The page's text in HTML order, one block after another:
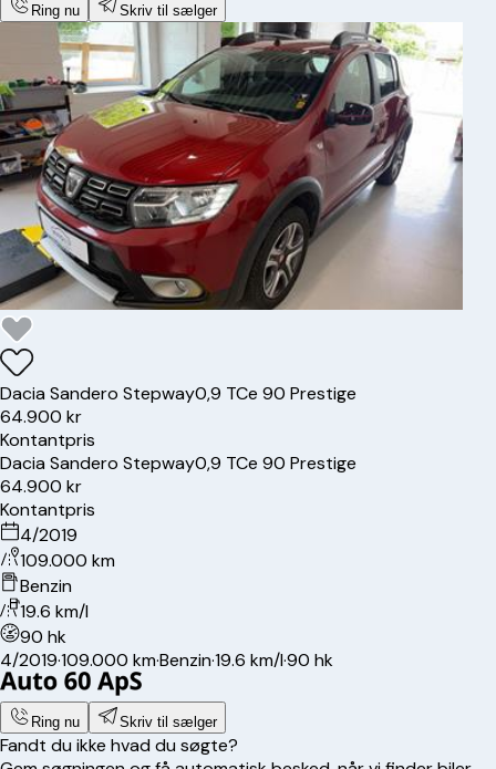
Ring nu Skriv til sælger
DaciaSandero Stepway0,9 TCe 90 Prestige
64.900 kr
Kontantpris
DaciaSandero Stepway0,9 TCe 90 Prestige
64.900 kr
Kontantpris
4/2019
109.000 km
Benzin
19.6 km/l
90 hk
4/2019·109.000 km·Benzin·19.6 km/l·90 hk
Ring nu Skriv til sælger
Fandt du ikke hvad du søgte?